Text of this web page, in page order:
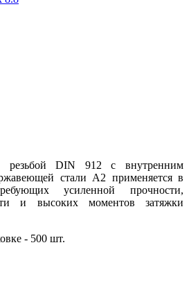
DIN 912 с внутренним
стали А2 применяется в
усиленной прочности,
и высоких моментов затяжки
- 500 шт.